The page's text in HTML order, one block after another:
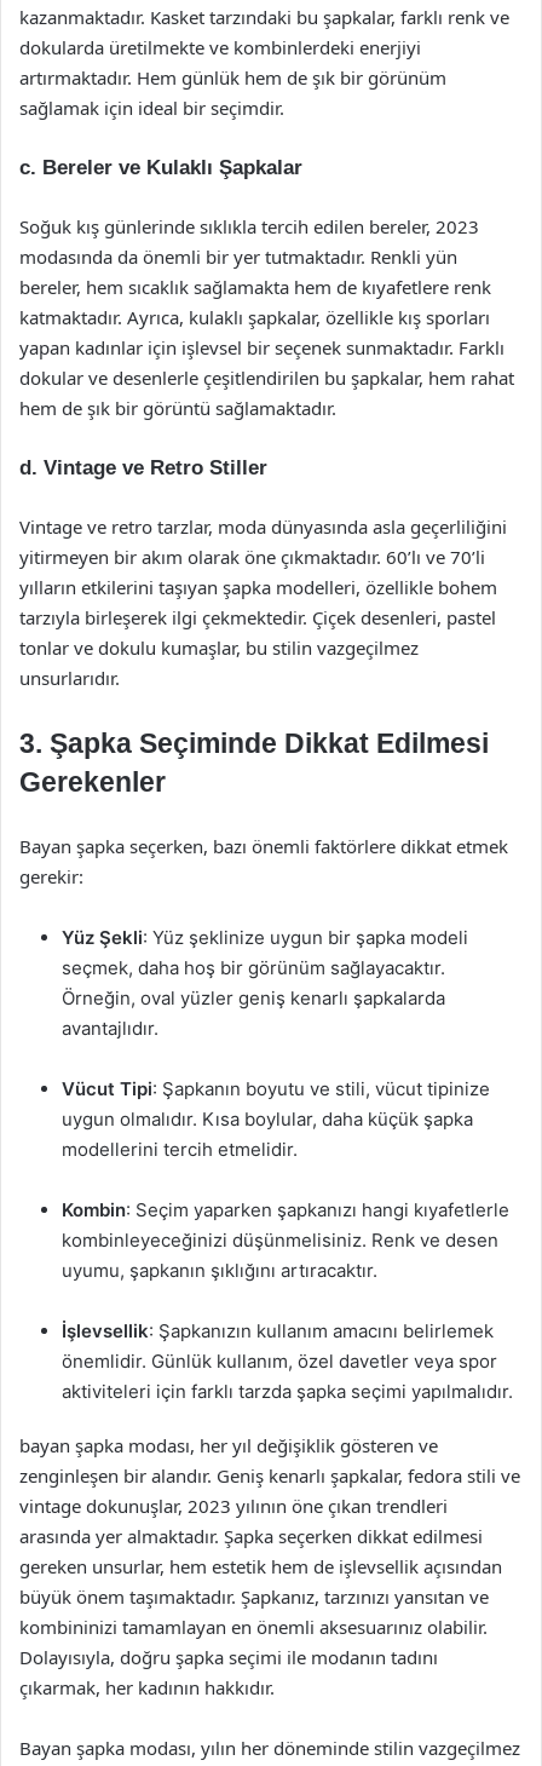
kazanmaktadır. Kasket tarzındaki bu şapkalar, farklı renk ve
dokularda üretilmekte ve kombinlerdeki enerjiyi
artırmaktadır. Hem günlük hem de şık bir görünüm
sağlamak için ideal bir seçimdir.
c. Bereler ve Kulaklı Şapkalar
Soğuk kış günlerinde sıklıkla tercih edilen bereler, 2023
modasında da önemli bir yer tutmaktadır. Renkli yün
bereler, hem sıcaklık sağlamakta hem de kıyafetlere renk
katmaktadır. Ayrıca, kulaklı şapkalar, özellikle kış sporları
yapan kadınlar için işlevsel bir seçenek sunmaktadır. Farklı
dokular ve desenlerle çeşitlendirilen bu şapkalar, hem rahat
hem de şık bir görüntü sağlamaktadır.
d. Vintage ve Retro Stiller
Vintage ve retro tarzlar, moda dünyasında asla geçerliliğini
yitirmeyen bir akım olarak öne çıkmaktadır. 60’lı ve 70’li
yılların etkilerini taşıyan şapka modelleri, özellikle bohem
tarzıyla birleşerek ilgi çekmektedir. Çiçek desenleri, pastel
tonlar ve dokulu kumaşlar, bu stilin vazgeçilmez
unsurlarıdır.
3. Şapka Seçiminde Dikkat Edilmesi
Gerekenler
Bayan şapka seçerken, bazı önemli faktörlere dikkat etmek
gerekir:
Yüz Şekli: Yüz şeklinize uygun bir şapka modeli
seçmek, daha hoş bir görünüm sağlayacaktır.
Örneğin, oval yüzler geniş kenarlı şapkalarda
avantajlıdır.
Vücut Tipi: Şapkanın boyutu ve stili, vücut tipinize
uygun olmalıdır. Kısa boylular, daha küçük şapka
modellerini tercih etmelidir.
Kombin: Seçim yaparken şapkanızı hangi kıyafetlerle
kombinleyeceğinizi düşünmelisiniz. Renk ve desen
uyumu, şapkanın şıklığını artıracaktır.
İşlevsellik: Şapkanızın kullanım amacını belirlemek
önemlidir. Günlük kullanım, özel davetler veya spor
aktiviteleri için farklı tarzda şapka seçimi yapılmalıdır.
bayan şapka modası, her yıl değişiklik gösteren ve
zenginleşen bir alandır. Geniş kenarlı şapkalar, fedora stili ve
vintage dokunuşlar, 2023 yılının öne çıkan trendleri
arasında yer almaktadır. Şapka seçerken dikkat edilmesi
gereken unsurlar, hem estetik hem de işlevsellik açısından
büyük önem taşımaktadır. Şapkanız, tarzınızı yansıtan ve
kombininizi tamamlayan en önemli aksesuarınız olabilir.
Dolayısıyla, doğru şapka seçimi ile modanın tadını
çıkarmak, her kadının hakkıdır.
Bayan şapka modası, yılın her döneminde stilin vazgeçilmez